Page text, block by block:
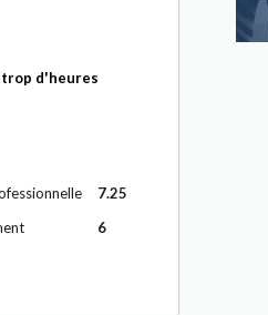
d'heures
7.25
6